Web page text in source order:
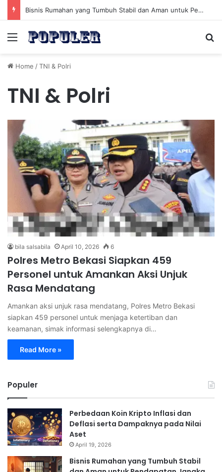
Bisnis Rumahan yang Tumbuh Stabil dan Aman untuk Pendapatan Jangka Panjang
Menu
Home /TNI & Polri
TNI & Polri
bila salsabila April 10, 2026 6
Polres Metro Bekasi Siapkan 459
Personel untuk Amankan Aksi Unjuk
Rasa Mendatang
Amankan aksi unjuk rasa mendatang, Polres Metro Bekasi
siapkan 459 personel untuk menjaga ketertiban dan
keamanan, simak informasi selengkapnya di…
Read More »
Populer
Perbedaan Koin Kripto Inflasi dan
Deflasi serta Dampaknya pada Nilai
Aset
April 19, 2026
Bisnis Rumahan yang Tumbuh Stabil